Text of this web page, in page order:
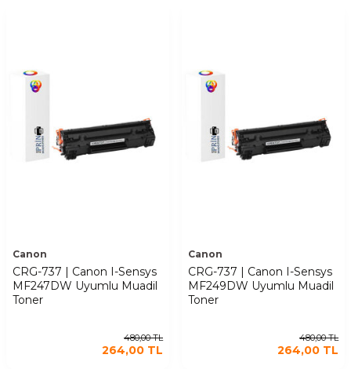
Canon
CRG-737 | Canon I-Sensys
MF247DW Uyumlu Muadil
Toner
480,00TL
264,00 TL
Canon
CRG-737 | Canon I-Sensys
MF249DW Uyumlu Muadil
Toner
480,00TL
264,00 TL